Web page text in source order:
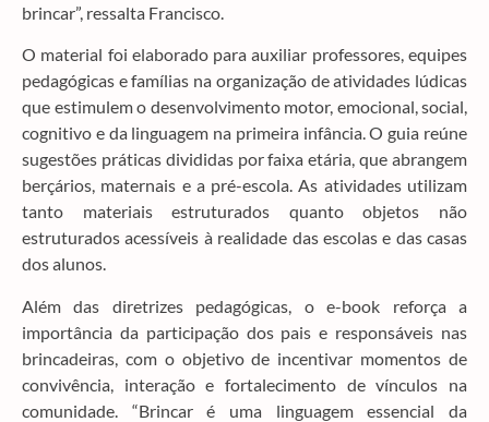
brincar”, ressalta Francisco.
O material foi elaborado para auxiliar professores, equipes
pedagógicas e famílias na organização de atividades lúdicas
que estimulem o desenvolvimento motor, emocional, social,
cognitivo e da linguagem na primeira infância. O guia reúne
sugestões práticas divididas por faixa etária, que abrangem
berçários, maternais e a pré-escola. As atividades utilizam
tanto materiais estruturados quanto objetos não
estruturados acessíveis à realidade das escolas e das casas
dos alunos.
Além das diretrizes pedagógicas, o e-book reforça a
importância da participação dos pais e responsáveis nas
brincadeiras, com o objetivo de incentivar momentos de
convivência, interação e fortalecimento de vínculos na
comunidade. “Brincar é uma linguagem essencial da